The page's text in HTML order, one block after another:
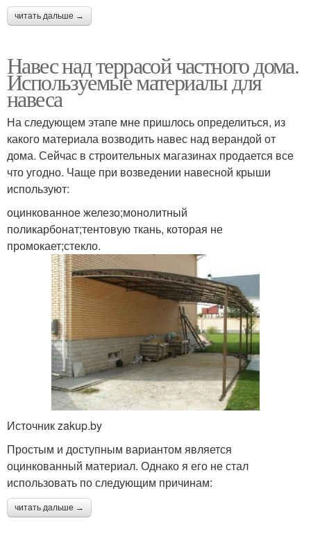
читать дальше →
Навес над террасой частного дома.
Используемые материалы для
навеса
На следующем этапе мне пришлось определиться, из
какого материала возводить навес над верандой от
дома. Сейчас в строительных магазинах продается все
что угодно. Чаще при возведении навесной крыши
используют:
оцинкованное железо;монолитный
поликарбонат;тентовую ткань, которая не
промокает;стекло.
Источник zakup.by
Простым и доступным вариантом является
оцинкованный материал. Однако я его не стал
использовать по следующим причинам:
читать дальше →